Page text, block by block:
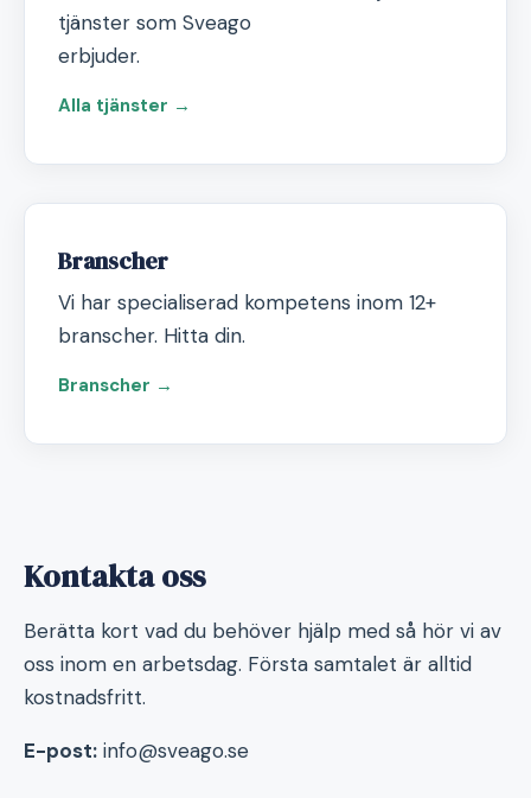
tjänster som Sveago
erbjuder.
Alla tjänster →
Branscher
Vi har specialiserad kompetens inom 12+
branscher. Hitta din.
Branscher →
Kontakta oss
Berätta kort vad du behöver hjälp med så hör vi av
oss inom en arbetsdag. Första samtalet är alltid
kostnadsfritt.
E-post: info@sveago.se